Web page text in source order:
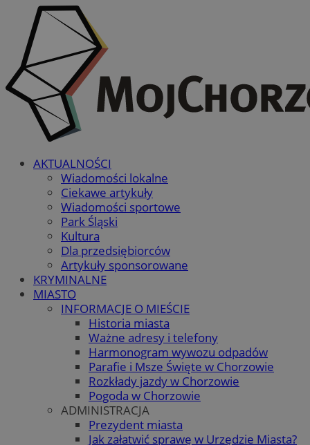
AKTUALNOŚCI
Wiadomości lokalne
Ciekawe artykuły
Wiadomości sportowe
Park Śląski
Kultura
Dla przedsiębiorców
Artykuły sponsorowane
KRYMINALNE
MIASTO
INFORMACJE O MIEŚCIE
Historia miasta
Ważne adresy i telefony
Harmonogram wywozu odpadów
Parafie i Msze Święte w Chorzowie
Rozkłady jazdy w Chorzowie
Pogoda w Chorzowie
ADMINISTRACJA
Prezydent miasta
Jak załatwić sprawę w Urzędzie Miasta?